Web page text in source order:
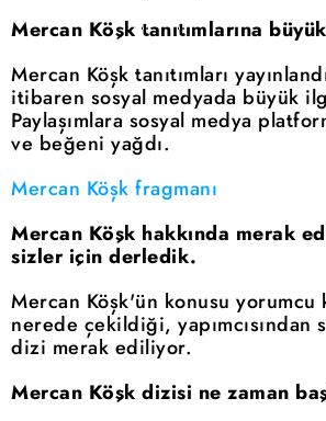
Mercan Köşk tanıtımlarına
Mercan Köşk tanıtımları
itibaren sosyal medyada büyük
Paylaşımlara sosyal medya
ve beğeni yağdı.
Mercan Köşk fragmanı
Mercan Köşk hakkında merak
sizler için derledik.
Mercan Köşk'ün konusu yorumcu
nerede çekildiği, yapımcısından
dizi merak ediliyor.
Mercan Köşk dizisi ne zaman